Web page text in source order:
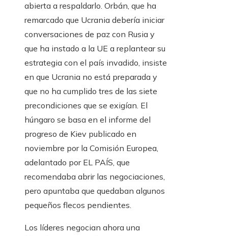
abierta a respaldarlo. Orbán, que ha
remarcado que Ucrania debería iniciar
conversaciones de paz con Rusia y
que ha instado a la UE a replantear su
estrategia con el país invadido, insiste
en que Ucrania no está preparada y
que no ha cumplido tres de las siete
precondiciones que se exigían. El
húngaro se basa en el informe del
progreso de Kiev publicado en
noviembre por la Comisión Europea,
adelantado por EL PAÍS, que
recomendaba abrir las negociaciones,
pero apuntaba que quedaban algunos
pequeños flecos pendientes.
Los líderes negocian ahora una